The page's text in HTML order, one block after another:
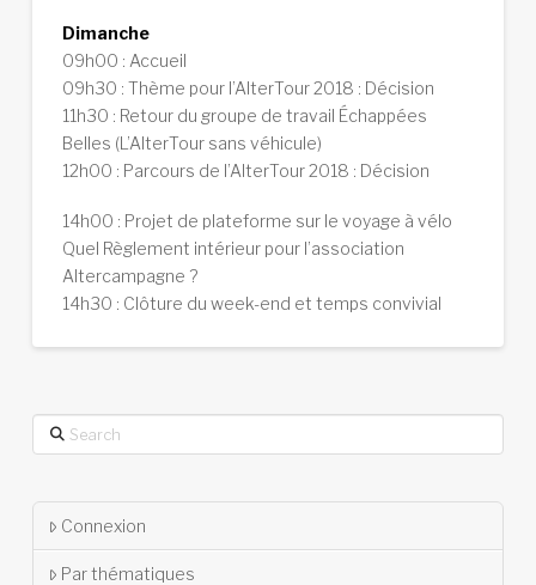
Dimanche
09h00 : Accueil
09h30 : Thème pour l’AlterTour 2018 : Décision
11h30 : Retour du groupe de travail Échappées
Belles (L’AlterTour sans véhicule)
12h00 : Parcours de l’AlterTour 2018 : Décision
14h00 : Projet de plateforme sur le voyage à vélo
Quel Règlement intérieur pour l’association
Altercampagne ?
14h30 : Clôture du week-end et temps convivial
Search
Connexion
Par thématiques